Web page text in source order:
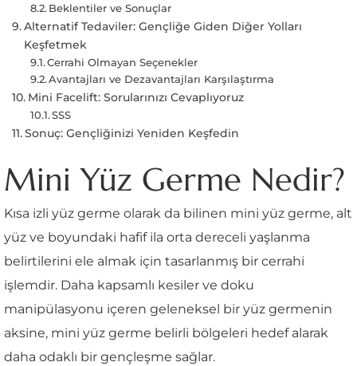
Beklentiler ve Sonuçlar
Alternatif Tedaviler: Gençliğe Giden Diğer Yolları
Keşfetmek
Cerrahi Olmayan Seçenekler
Avantajları ve Dezavantajları Karşılaştırma
Mini Facelift: Sorularınızı Cevaplıyoruz
SSS
Sonuç: Gençliğinizi Yeniden Keşfedin
Mini Yüz Germe Nedir?
Kısa izli yüz germe olarak da bilinen mini yüz germe, alt
yüz ve boyundaki hafif ila orta dereceli yaşlanma
belirtilerini ele almak için tasarlanmış bir cerrahi
işlemdir. Daha kapsamlı kesiler ve doku
manipülasyonu içeren geleneksel bir yüz germenin
aksine, mini yüz germe belirli bölgeleri hedef alarak
daha odaklı bir gençleşme sağlar.